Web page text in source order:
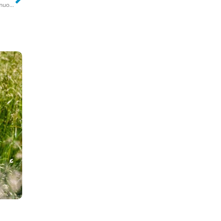
“Cicatrice francese”, sfregiarsi il volto per essere fighi: allerta per la nuova sfida su Tiktok